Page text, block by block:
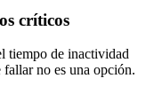
críticos
tiempo de inactividad
fallar no es una opción.